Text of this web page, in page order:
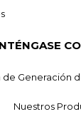
de Generación
Nuestros